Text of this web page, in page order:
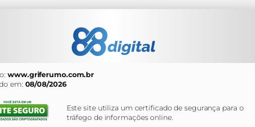
www.griferumo.com.br
em: 08/08/2026
Este site utiliza um certificado de segurança para o
tráfego de informações online.